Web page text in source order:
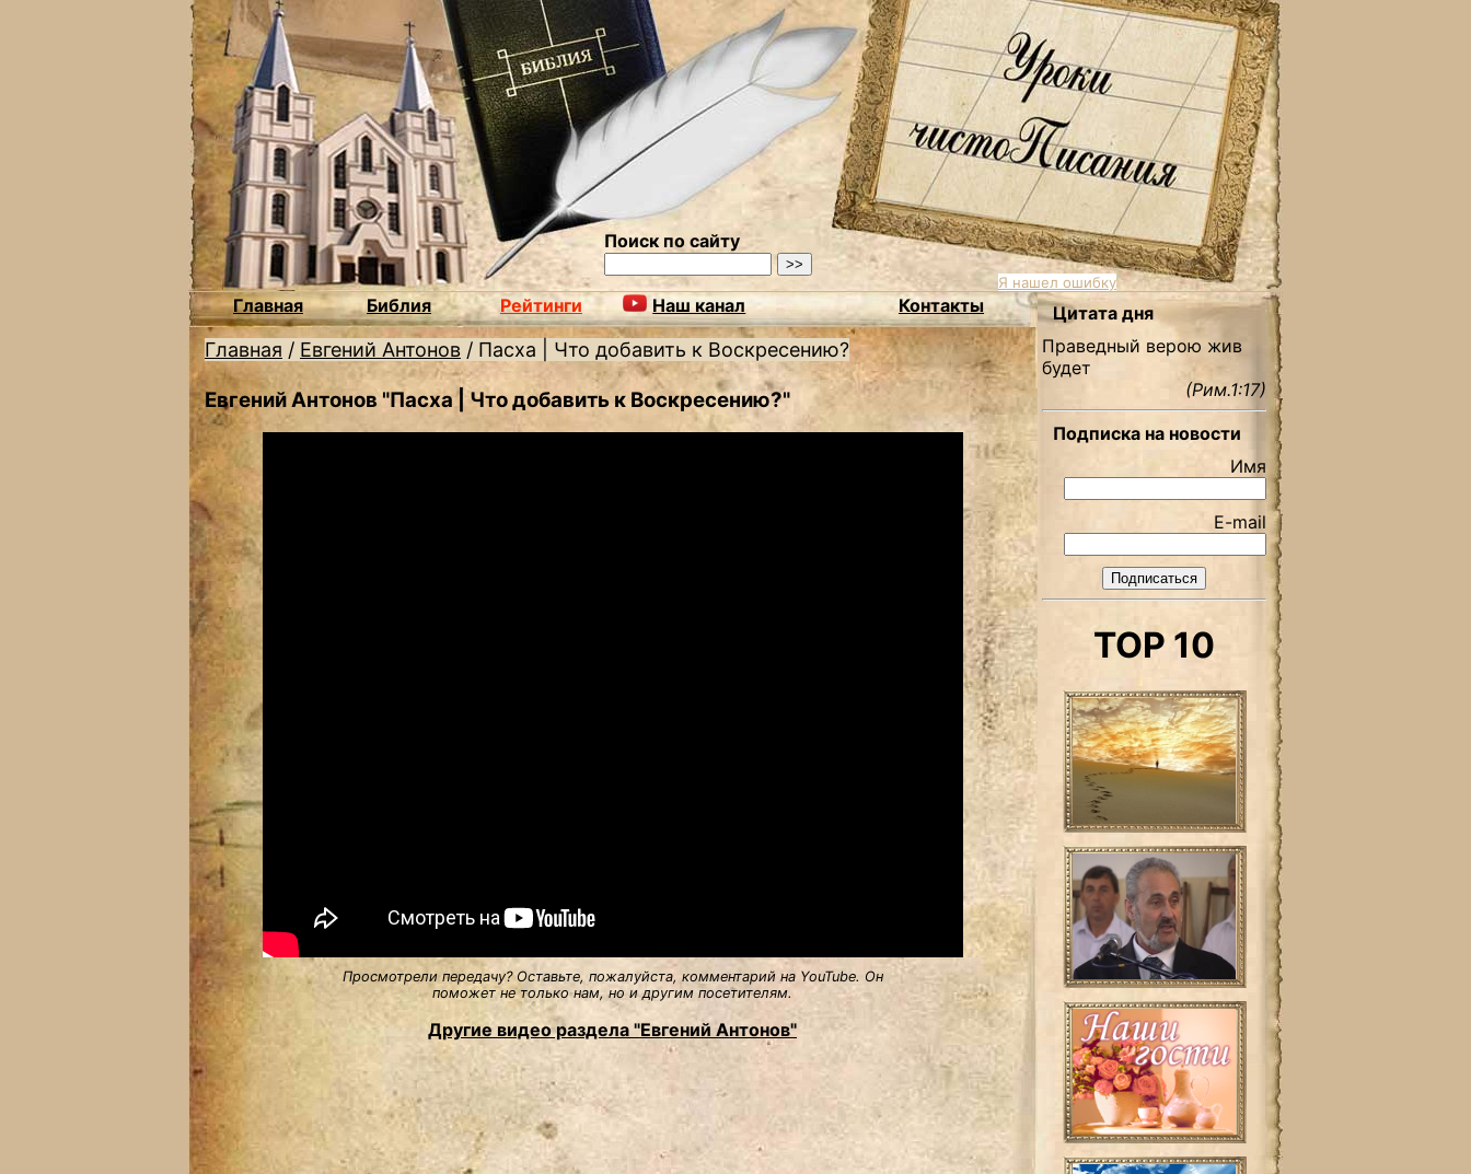
Поиск по сайту
Я нашел ошибку
Главная Библия Рейтинги Наш канал Контакты
Главная / Евгений Антонов / Пасха | Что добавить к Воскресению?
Евгений Антонов "Пасха | Что добавить к Воскресению?"
Просмотрели передачу? Оставьте, пожалуйста, комментарий на YouTube. Он
поможет не только нам, но и другим посетителям.
Другие видео раздела "Евгений Антонов"
Цитата дня
Праведный верою жив
будет
(Рим.1:17)
Подписка на новости
Имя
E-mail
TOP 10